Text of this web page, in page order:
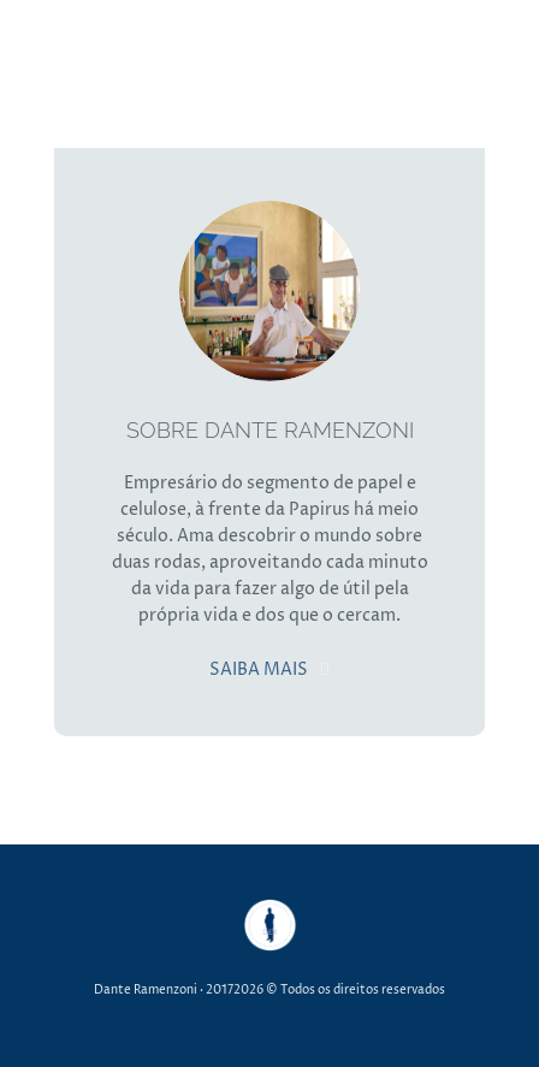
SOBRE DANTE RAMENZONI
Empresário do segmento de papel e
celulose, à frente da Papirus há meio
século. Ama descobrir o mundo sobre
duas rodas, aproveitando cada minuto
da vida para fazer algo de útil pela
própria vida e dos que o cercam.
SAIBA MAIS
Dante Ramenzoni · 20172026 © Todos os direitos reservados